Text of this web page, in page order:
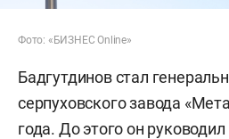
Фото: «БИЗНЕС Online»
Бадгутдинов стал
серпуховского завода
года. До этого он